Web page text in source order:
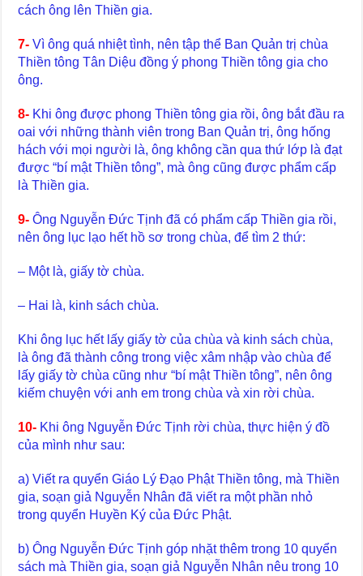
cách ông lên Thiền gia.
7- Vì ông quá nhiệt tình, nên tập thể Ban Quản trị chùa
Thiền tông Tân Diệu đồng ý phong Thiền tông gia cho
ông.
8- Khi ông được phong Thiền tông gia rồi, ông bắt đầu ra
oai với những thành viên trong Ban Quản trị, ông hống
hách với mọi người là, ông không cần qua thứ lớp là đạt
được “bí mật Thiền tông”, mà ông cũng được phẩm cấp
là Thiền gia.
9- Ông Nguyễn Đức Tịnh đã có phẩm cấp Thiền gia rồi,
nên ông lục lạo hết hồ sơ trong chùa, để tìm 2 thứ:
– Một là, giấy tờ chùa.
– Hai là, kinh sách chùa.
Khi ông lục hết lấy giấy tờ của chùa và kinh sách chùa,
là ông đã thành công trong việc xâm nhập vào chùa để
lấy giấy tờ chùa cũng như “bí mật Thiền tông”, nên ông
kiếm chuyện với anh em trong chùa và xin rời chùa.
10- Khi ông Nguyễn Đức Tịnh rời chùa, thực hiện ý đồ
của mình như sau:
a) Viết ra quyển Giáo Lý Đạo Phật Thiền tông, mà Thiền
gia, soạn giả Nguyễn Nhân đã viết ra một phần nhỏ
trong quyển Huyền Ký của Đức Phật.
b) Ông Nguyễn Đức Tịnh góp nhặt thêm trong 10 quyển
sách mà Thiền gia, soạn giả Nguyễn Nhân nêu trong 10